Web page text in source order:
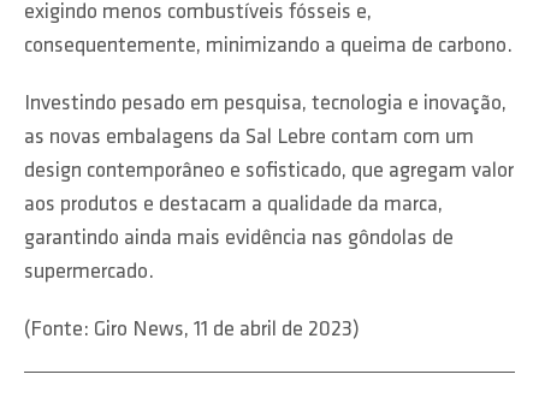
exigindo menos combustíveis fósseis e,
consequentemente, minimizando a queima de carbono.
Investindo pesado em pesquisa, tecnologia e inovação,
as novas embalagens da Sal Lebre contam com um
design contemporâneo e sofisticado, que agregam valor
aos produtos e destacam a qualidade da marca,
garantindo ainda mais evidência nas gôndolas de
supermercado.
(Fonte: Giro News, 11 de abril de 2023)